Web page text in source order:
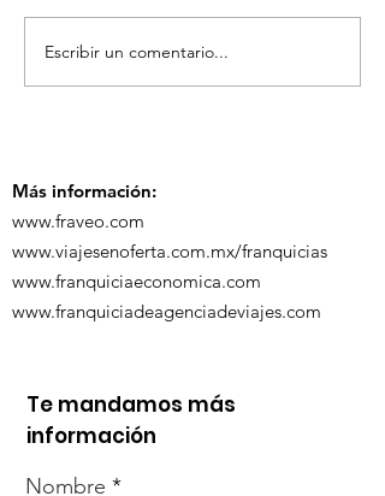
TourTravelynByFraveo
participó en la
Escribir un comentario...
Más información:
www.fraveo.com
www.viajesenoferta.com.mx/franquicias
www.franquiciaeconomica.com
www.franquiciadeagenciadeviajes.com
Te mandamos más
información
Nombre